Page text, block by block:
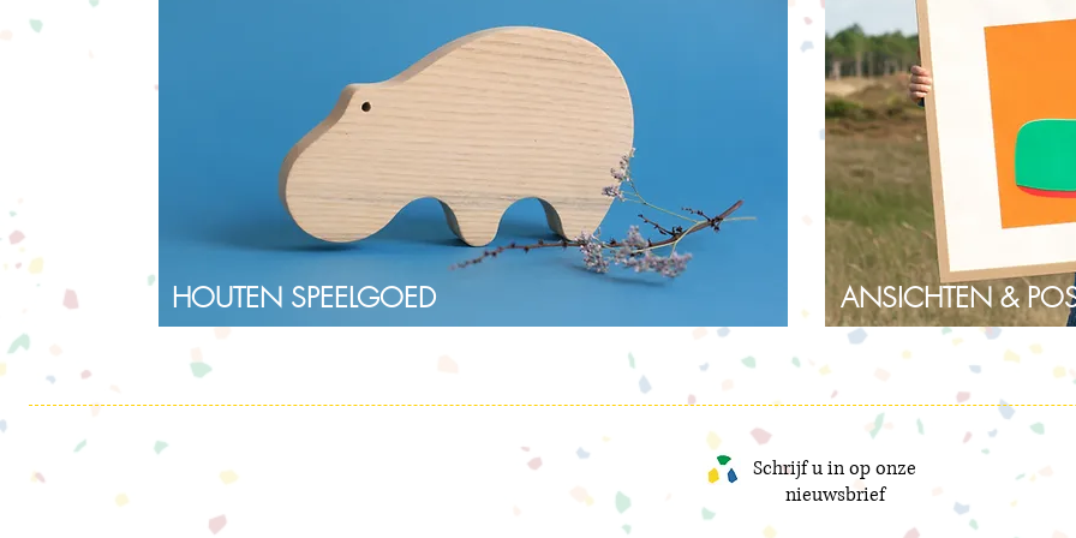
HOUTEN SPEELGOED ANSICHTEN &
Schrijf u in op onze
nieuwsbrief